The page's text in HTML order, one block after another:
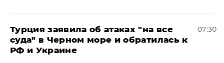
Турция заявила об атаках "на все
суда" в Черном море и обратилась к
РФ и Украине
07:30